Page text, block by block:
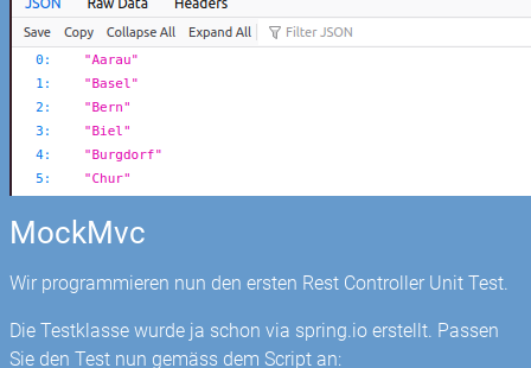
MockMvc
Wir programmieren nun den ersten Rest Controller Unit Test.
Die Testklasse wurde ja schon via spring.io erstellt. Passen
Sie den Test nun gemäss dem Script an: